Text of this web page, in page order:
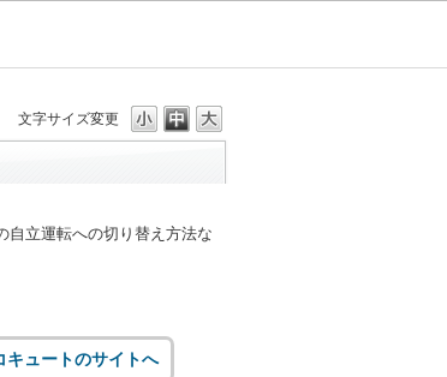
文字サイズ変更
自立運転への切り替え方法な